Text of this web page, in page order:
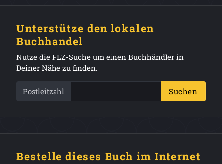
Unterstütze den lokalen
Buchhandel
Nutze die PLZ-Suche um einen Buchhändler in
Deiner Nähe zu finden.
Postleitzahl Suchen
Bestelle dieses Buch im Internet